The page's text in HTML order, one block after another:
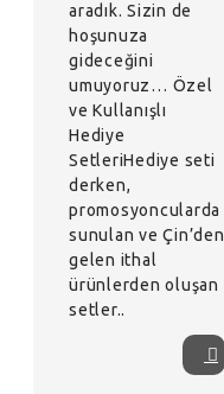
aradık. Sizin de
hoşunuza
gideceğini
umuyoruz… Özel
ve Kullanışlı
Hediye
SetleriHediye seti
derken,
promosyoncularda
sunulan ve Çin’den
gelen ithal
ürünlerden oluşan
setler..